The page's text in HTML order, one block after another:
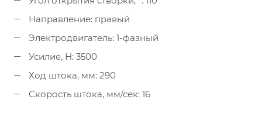
Направление: правый
Электродвигатель: 1-фазный
Усилие, Н: 3500
Ход штока, мм: 290
Скорость штока, мм/сек: 16